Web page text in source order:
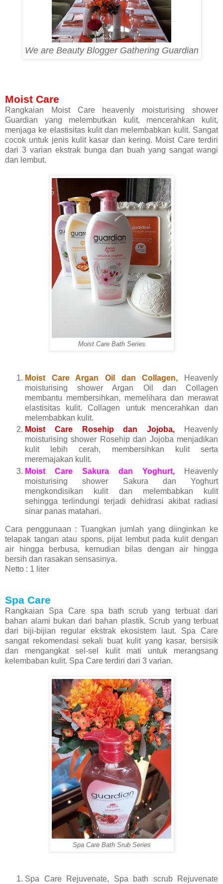
We are Beauty Blogger Gathering Guardian
Moist Care
Rangkaian Moist Care heavenly moisturising shower
Guardian yang melembutkan kulit, mencerahkan kulit,
menjaga ke elastisitas kulit dan melembabkan kulit. Sangat
cocok untuk jenis kulit kasar dan kering. Moist Care terdiri
dari 3 varian ekstrak bunga dan buah yang sangat wangi
dan lembut.
Moist Care Bath Series
Moist Care Argan Oil dan Collagen,
Heavenly
moisturising shower Argan Oil dan Collagen
membantu membersihkan, memelihara dan merawat
elastisitas kulit. Collagen untuk mencerahkan dan
melembabkan kulit.
Moist Care Rosehip dan Jojoba, Heavenly
moisturising shower Rosehip dan Jojoba menjadikan
kulit lebih cerah, membersihkan kulit serta
meremajakan kulit.
Moist Care Sakura dan Yoghurt,
Heavenly
moisturising shower Sakura dan Yoghurt
mengkondisikan kulit dan melembabkan kulit
sehingga terlindungi terjadi dehidrasi akibat radiasi
sinar panas matahari.
Cara penggunaan : Tuangkan jumlah yang diinginkan ke
telapak tangan atau spons, pijat lembut pada kulit dengan
air hingga berbusa, kemudian bilas dengan air hingga
bersih dan rasakan sensasinya.
Netto : 1 liter
Spa Care
Rangkaian Spa Care spa bath scrub yang terbuat dari
bahan alami bukan dari bahan plastik. Scrub yang terbuat
dari biji-bijian regular ekstrak ekosistem laut. Spa Care
sangat rekomendasi sekali buat kulit yang kasar, bersisik
dan mengangkat sel-sel kulit mati untuk merangsang
kelembaban kulit. Spa Care terdiri dari 3 varian.
Spa Care Bath Srub Series
Spa Care Rejuvenate, Spa bath scrub Rejuvenate